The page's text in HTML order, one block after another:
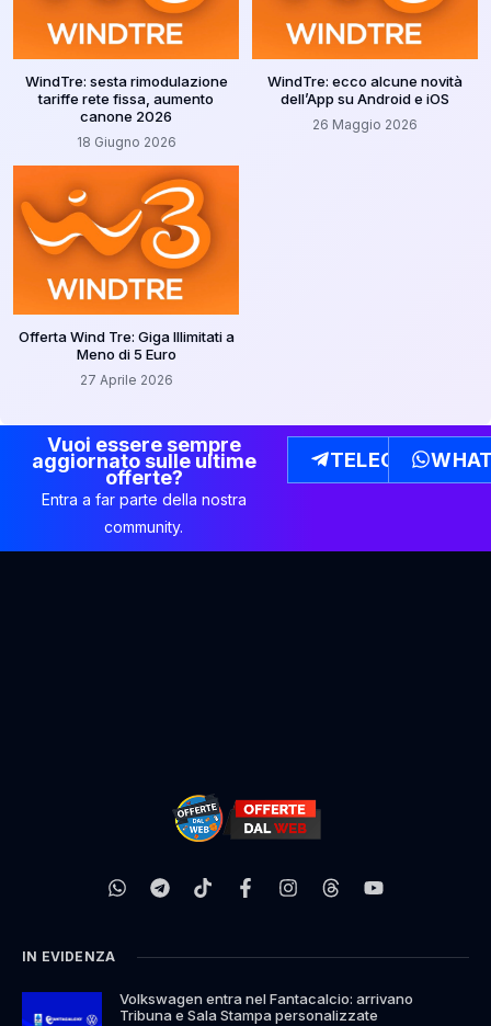
WindTre: sesta rimodulazione
tariffe rete fissa, aumento
canone 2026
18 Giugno 2026
WindTre: ecco alcune novità
dell’App su Android e iOS
26 Maggio 2026
Offerta Wind Tre: Giga Illimitati a
Meno di 5 Euro
27 Aprile 2026
Vuoi essere sempre
aggiornato sulle ultime
offerte?
Entra a far parte della nostra
community.
TELEGRAM
IN EVIDENZA
Volkswagen entra nel Fantacalcio: arrivano
Tribuna e Sala Stampa personalizzate